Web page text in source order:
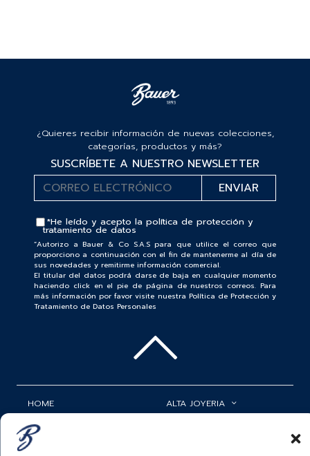
¿Quieres recibir información de nuevas colecciones,
categorías, productos y más?
SUSCRÍBETE A NUESTRO NEWSLETTER
*He leído y acepto la política de protección y
tratamiento de datos
“Autorizo a Bauer & Co S.A.S para que utilice el correo que
proporciono a continuación con el fin de mantenerme al día de
sus novedades y remitirme información comercial.
El titular del datos podrá darse de baja en cualquier momento
haciendo click en el pie de página de nuestros correos. Para
más información por favor visite nuestra Política de Protección y
Tratamiento de Datos Personales
HOME
ROLEX
RELOJERÍA
ALTA JOYERIA